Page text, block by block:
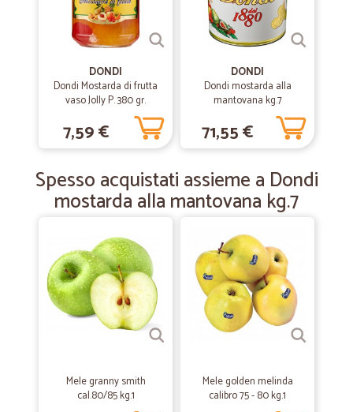
tempi rispettati, ordine consegnato in 2 giorni. pacco ben imballato, e
con un prodotto in omaggio. lo consiglio.
13/03/2023
—Rosella T.
Ottimo servizio.
Ottimo servizio.
25/08/2022
—Andrea P.
Ottima esperienza
17/07/2021
—Antonio V.
È andato tutto bene
È andato tutto bene Spedizione arrivata in 2 giorni Grazie
12/04/2020
—Gerardo S.
Servizio veloce
DONDI
Dondi Mostarda di frutta
vaso Jolly P. 380 gr.
7,59 €
DONDI
Dondi mostarda alla
mantovana kg.7
71,55 €
Spesso acquistati assieme a Dondi
mostarda alla mantovana kg.7
Mele granny smith
cal.80/85 kg.1
Mele golden melinda
calibro 75 - 80 kg.1